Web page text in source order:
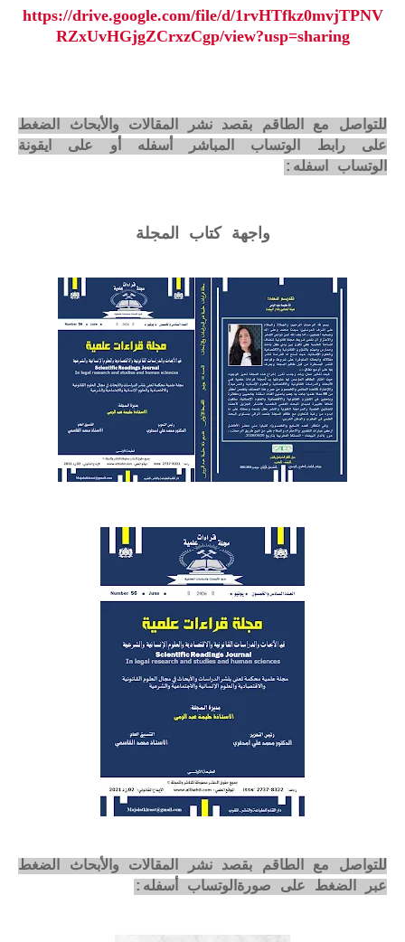
https://drive.google.com/file/d/1rvHTfkz0mvjTPNV
RZxUvHGjgZCrxzCgp/view?usp=sharing
للتواصل مع الطاقم بقصد نشر المقالات والأبحاث الضغط
على رابط الوتساب المباشر أسفله أو على ايقونة
الوتساب اسفله:
واجهة كتاب المجلة
للتواصل مع الطاقم بقصد نشر المقالات والأبحاث الضغط
عبر الضغط على صورةالوتساب أسفله: